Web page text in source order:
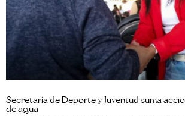
Secretaría de Deporte y Juventud suma
de agua